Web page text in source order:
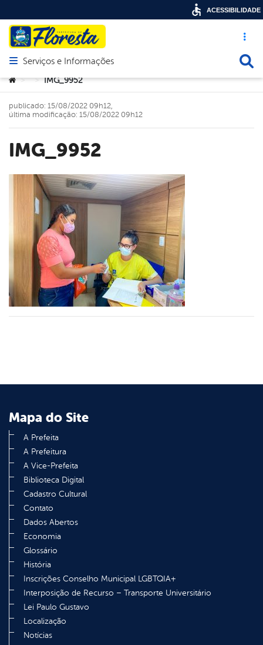
Acesso
Abrir menu principal de navegação
Serviços e Informações
Você está aqui:
> > IMG_9952
IMG_9952
publicado: 15/08/2022 09h12,
última modificação: 15/08/2022 09h12
Mapa do Site
A Prefeita
A Prefeitura
A Vice-Prefeita
Biblioteca Digital
Cadastro Cultural
Contato
Dados Abertos
Economia
Glossário
História
Inscrições Conselho Municipal LGBTQIA+
Interposição de Recurso – Transporte Universitário
Lei Paulo Gustavo
Localização
Notícias
ACESSIBILIDADE